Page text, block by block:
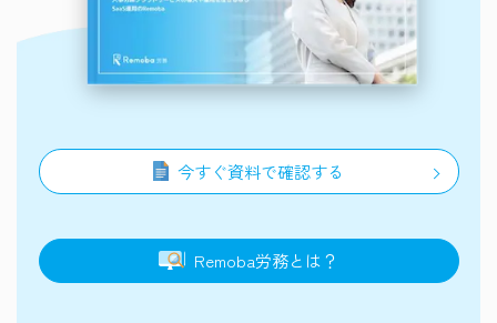
今すぐ資料で確認する
Remoba労務とは？